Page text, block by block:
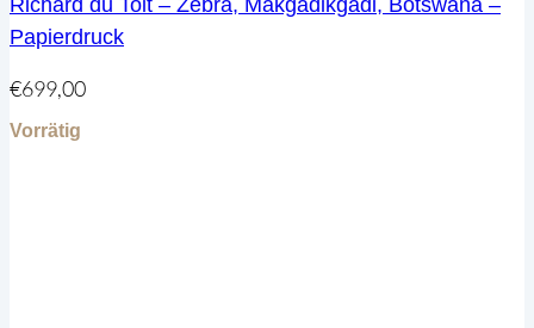
Papierdruck
€699,00
Vorrätig